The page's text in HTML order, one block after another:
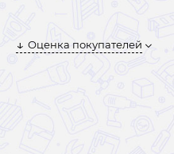
Оценка покупателей